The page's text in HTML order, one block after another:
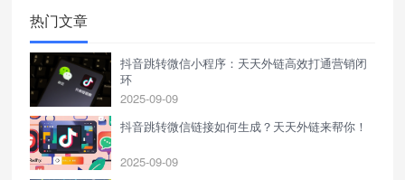
热门文章
抖音跳转微信小程序：天天外链高效打通营销闭
环
2025-09-09
抖音跳转微信链接如何生成？天天外链来帮你！
2025-09-09